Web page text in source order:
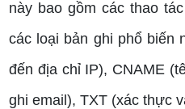
này bao gồm các thao
các loại bản ghi phổ biến
đến địa chỉ IP), CNAME
ghi email), TXT (xác thực